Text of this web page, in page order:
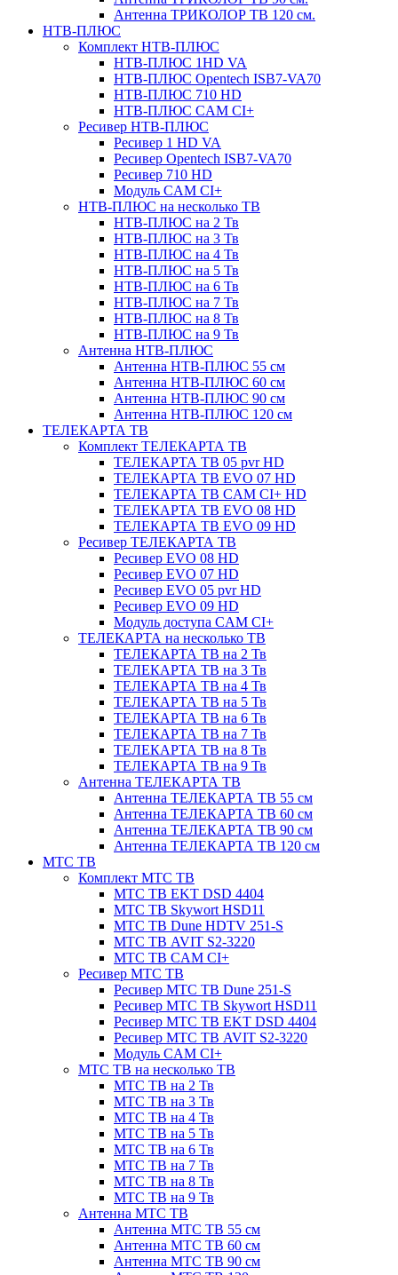
Антенна ТРИКОЛОР ТВ 120 см.
НТВ-ПЛЮС
Комплект НТВ-ПЛЮС
НТВ-ПЛЮС 1HD VA
НТВ-ПЛЮС Opentech ISB7-VA70
НТВ-ПЛЮС 710 HD
НТВ-ПЛЮС CAM CI+
Ресивер НТВ-ПЛЮС
Ресивер 1 HD VA
Ресивер Opentech ISB7-VA70
Ресивер 710 HD
Модуль CAM CI+
НТВ-ПЛЮС на несколько ТВ
НТВ-ПЛЮС на 2 Тв
НТВ-ПЛЮС на 3 Тв
НТВ-ПЛЮС на 4 Тв
НТВ-ПЛЮС на 5 Тв
НТВ-ПЛЮС на 6 Тв
НТВ-ПЛЮС на 7 Тв
НТВ-ПЛЮС на 8 Тв
НТВ-ПЛЮС на 9 Тв
Антенна НТВ-ПЛЮС
Антенна НТВ-ПЛЮС 55 см
Антенна НТВ-ПЛЮС 60 см
Антенна НТВ-ПЛЮС 90 см
Антенна НТВ-ПЛЮС 120 см
ТЕЛЕКАРТА ТВ
Комплект ТЕЛЕКАРТА ТВ
ТЕЛЕКАРТА ТВ 05 pvr HD
ТЕЛЕКАРТА ТВ EVO 07 HD
ТЕЛЕКАРТА ТВ CAM CI+ HD
ТЕЛЕКАРТА ТВ EVO 08 HD
ТЕЛЕКАРТА ТВ EVO 09 HD
Ресивер ТЕЛЕКАРТА ТВ
Ресивер EVO 08 HD
Ресивер EVO 07 HD
Ресивер EVO 05 pvr HD
Ресивер EVO 09 HD
Модуль доступа CAM CI+
ТЕЛЕКАРТА на несколько ТВ
ТЕЛЕКАРТА ТВ на 2 Тв
ТЕЛЕКАРТА ТВ на 3 Тв
ТЕЛЕКАРТА ТВ на 4 Тв
ТЕЛЕКАРТА ТВ на 5 Тв
ТЕЛЕКАРТА ТВ на 6 Тв
ТЕЛЕКАРТА ТВ на 7 Тв
ТЕЛЕКАРТА ТВ на 8 Тв
ТЕЛЕКАРТА ТВ на 9 Тв
Антенна ТЕЛЕКАРТА ТВ
Антенна ТЕЛЕКАРТА ТВ 55 см
Антенна ТЕЛЕКАРТА ТВ 60 см
Антенна ТЕЛЕКАРТА ТВ 90 см
Антенна ТЕЛЕКАРТА ТВ 120 см
МТС ТВ
Комплект МТС ТВ
МТС ТВ EKT DSD 4404
МТС ТВ Skywort HSD11
МТС ТВ Dune HDTV 251-S
МТС ТВ AVIT S2-3220
МТС ТВ CAM CI+
Ресивер МТС ТВ
Ресивер МТС ТВ Dune 251-S
Ресивер МТС ТВ Skywort HSD11
Ресивер МТС ТВ EKT DSD 4404
Ресивер МТС ТВ AVIT S2-3220
Модуль CAM CI+
МТС ТВ на несколько ТВ
МТС ТВ на 2 Тв
МТС ТВ на 3 Тв
МТС ТВ на 4 Тв
МТС ТВ на 5 Тв
МТС ТВ на 6 Тв
МТС ТВ на 7 Тв
МТС ТВ на 8 Тв
МТС ТВ на 9 Тв
Антенна МТС ТВ
Антенна МТС ТВ 55 см
Антенна МТС ТВ 60 см
Антенна МТС ТВ 90 см